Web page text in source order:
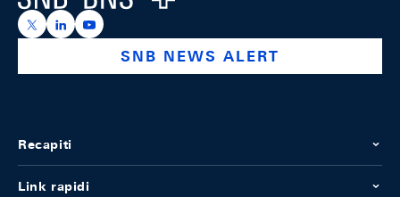
https://x.com/snb_bns
https://ch.linkedin.com/company/swiss-national-
https://www.youtube.com/@swissnationalbank
SNB NEWS ALERT
Recapiti
Link rapidi